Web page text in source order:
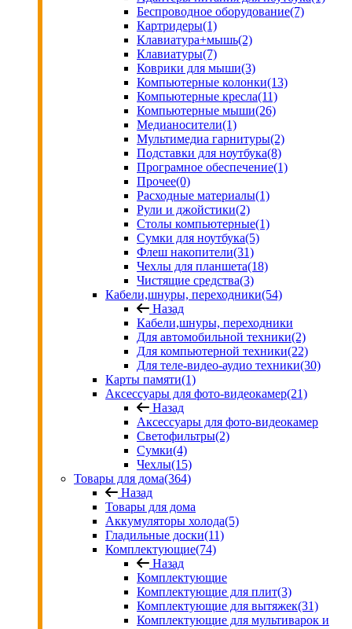
Беспроводное оборудование(7)
Картридеры(1)
Клавиатура+мышь(2)
Клавиатуры(7)
Коврики для мыши(3)
Компьютерные колонки(13)
Компьютерные кресла(11)
Компьютерные мыши(26)
Медианосители(1)
Мультимедиа гарнитуры(2)
Подставки для ноутбука(8)
Програмное обеспечение(1)
Прочее(0)
Расходные материалы(1)
Рули и джойстики(2)
Столы компьютерные(1)
Сумки для ноутбука(5)
Флеш накопители(31)
Чехлы для планшета(18)
Чистящие средства(3)
Кабели,шнуры, переходники(54)
Назад
Кабели,шнуры, переходники
Для автомобильной техники(2)
Для компьютерной техники(22)
Для теле-видео-аудио техники(30)
Карты памяти(1)
Аксессуары для фото-видеокамер(21)
Назад
Аксессуары для фото-видеокамер
Светофильтры(2)
Сумки(4)
Чехлы(15)
Товары для дома(364)
Назад
Товары для дома
Аккумуляторы холода(5)
Гладильные доски(11)
Комплектующие(74)
Назад
Комплектующие
Комплектующие для плит(3)
Комплектующие для вытяжек(31)
Комплектующие для мультиварок и